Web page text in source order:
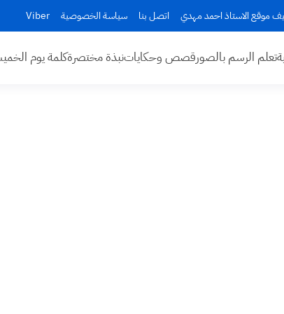
موقع الاستاذ احمد مهدي اتصل بنا سياسة الخصوصية Viber
تعلم الرسم بالصورقصص وحكاياتنبذة مختصرةكلمة يوم